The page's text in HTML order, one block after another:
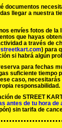
documentos
llegar a nuestra
envíes fotos de la
que hayas
a través de
) para
si habrá algún
para fechas
suficiente tiempo
caso,
responsabilidad.
de STREET
antes de tu hora de
sin tarifa de